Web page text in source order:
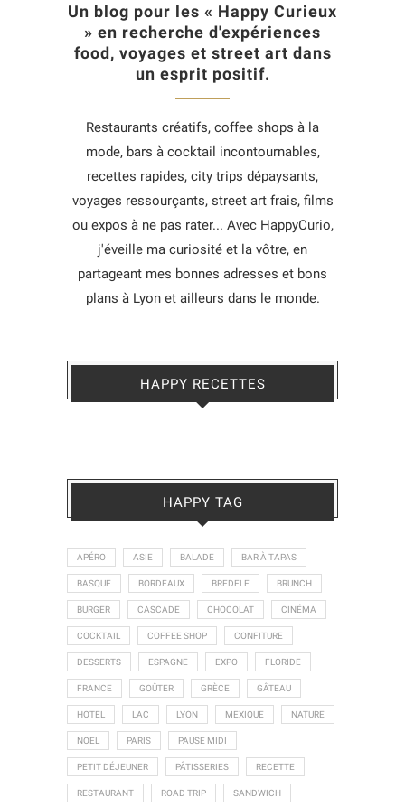
Un blog pour les « Happy Curieux
» en recherche d'expériences
food, voyages et street art dans
un esprit positif.
Restaurants créatifs, coffee shops à la
mode, bars à cocktail incontournables,
recettes rapides, city trips dépaysants,
voyages ressourçants, street art frais, films
ou expos à ne pas rater... Avec HappyCurio,
j'éveille ma curiosité et la vôtre, en
partageant mes bonnes adresses et bons
plans à Lyon et ailleurs dans le monde.
HAPPY RECETTES
HAPPY TAG
APÉRO ASIE BALADE BAR À TAPAS
BASQUE BORDEAUX BREDELE BRUNCH
BURGER CASCADE CHOCOLAT CINÉMA
COCKTAIL COFFEE SHOP CONFITURE
DESSERTS ESPAGNE EXPO FLORIDE
FRANCE GOÛTER GRÈCE GÂTEAU
HOTEL LAC LYON MEXIQUE NATURE
NOEL PARIS PAUSE MIDI
PETIT DÉJEUNER PÂTISSERIES RECETTE
RESTAURANT ROAD TRIP SANDWICH